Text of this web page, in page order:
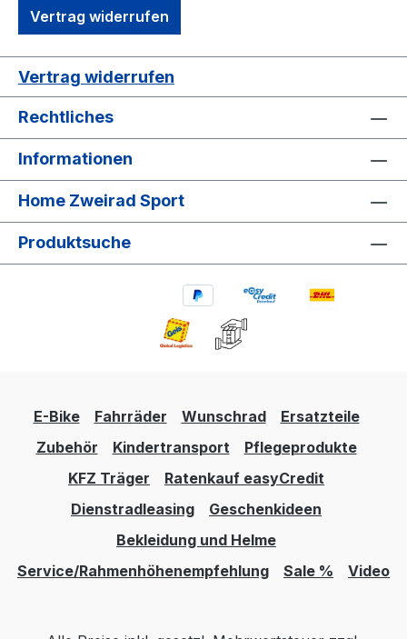
Vertrag widerrufen
Vertrag widerrufen
Rechtliches
Informationen
Home Zweirad Sport
Produktsuche
E-Bike Fahrräder Wunschrad
Ersatzteile
Zubehör
Kindertransport
Pflegeprodukte
KFZ Träger
Ratenkauf easyCredit
Dienstradleasing
Geschenkideen
Bekleidung und Helme
Service/Rahmenhöhenempfehlung
Sale % Video